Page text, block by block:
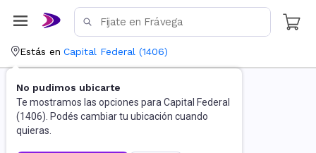
Estás en Capital Federal (1406)
No pudimos ubicarte
Te mostramos las opciones para Capital Federal
(1406). Podés cambiar tu ubicación cuando
quieras.